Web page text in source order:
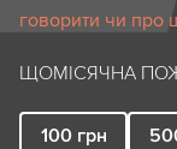
говорити чи про
ЩОМІСЯЧНА
100 грн